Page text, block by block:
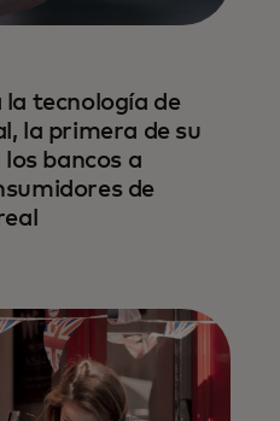
tecnología de
la primera de su
bancos a
de